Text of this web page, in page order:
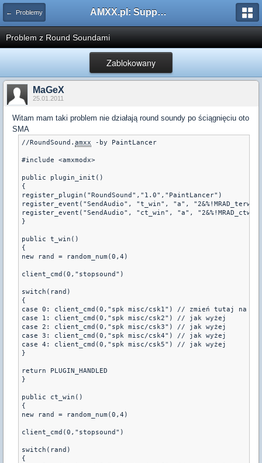
← Problemy AMXX.pl: Support AMX Mod X i SourceMod
Problem z Round Soundami
Zablokowany
MaGeX
25.01.2011
Witam mam taki problem nie działają round soundy po ściągnięciu oto
SMA
//RoundSound. amxx -by PaintLancer
#include <amxmodx>
public plugin_init()
{
register_plugin("RoundSound","1.0","PaintLancer")
register_event("SendAudio", "t_win", "a",
register_event("SendAudio", "ct_win", "a",
}
public t_win()
{
new rand = random_num(0,4)
client_cmd(0,"stopsound")
switch(rand)
{
case 0: client_cmd(0,"spk misc/csk1") // zmień tutaj na
case 1: client_cmd(0,"spk misc/csk2") // jak wyżej
case 2: client_cmd(0,"spk misc/csk3") // jak wyżej
case 3: client_cmd(0,"spk misc/csk4") // jak wyżej
case 4: client_cmd(0,"spk misc/csk5") // jak wyżej
}
return PLUGIN_HANDLED
}
public ct_win()
{
new rand = random_num(0,4)
client_cmd(0,"stopsound")
switch(rand)
{